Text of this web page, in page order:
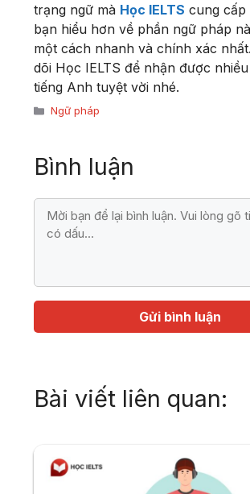
trạng ngữ mà Học IELTS cung cấp
bạn hiểu hơn về phần ngữ pháp
một cách nhanh và chính xác
dõi Học IELTS để nhận được
tiếng Anh tuyệt vời nhé.
Danh
Ngữ pháp
Bình luận
luận
Họ
tên
Địa
chỉ
Bài viết liên quan: